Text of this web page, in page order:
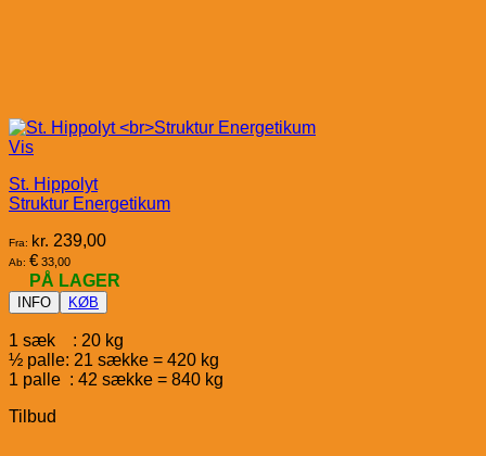
Vis
St. Hippolyt
Struktur Energetikum
Fra: kr. 239,00
Ab: € 33,00
PÅ LAGER
INFO KØB
1 sæk : 20 kg
½ palle: 21 sække = 420 kg
1 palle : 42 sække = 840 kg
Tilbud